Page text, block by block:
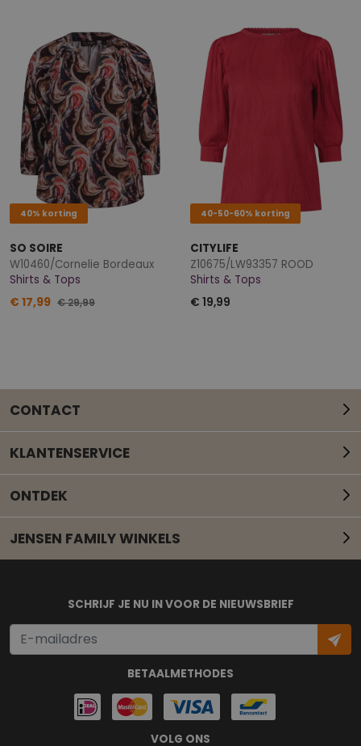
40% korting
SO SOIRE
W10460/Cornelie Bordeaux
Shirts & Tops
€ 17,99 € 29,99
40-50-60% korting
CITYLIFE
Z10675/LW93357 ROOD
Shirts & Tops
€ 19,99
CONTACT
Mail onze klantenservice
KLANTENSERVICE
ONTDEK
JENSEN FAMILY WINKELS
BETAALMETHODES
SCHRIJF JE NU IN VOOR DE NIEUWSBRIEF
VOLG ONS